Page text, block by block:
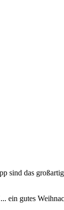
sind das
ein gutes